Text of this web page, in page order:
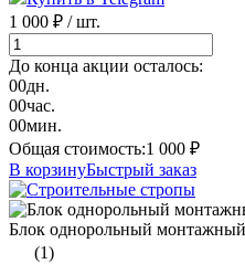
1 000 ₽ / шт.
До конца акции осталось:
00дн.
00час.
00мин.
Общая стоимость:1 000 ₽
В корзинуБыстрый заказ
Блок однорольный
(1)